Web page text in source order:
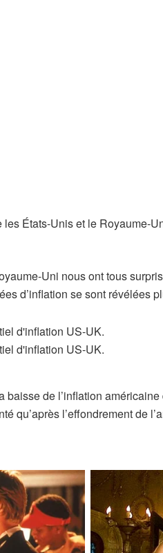
les États-Unis et le Royaume-
Uni nous ont tous
d’inflation se sont révélées
de l’inflation
qu’après l’effondrement de